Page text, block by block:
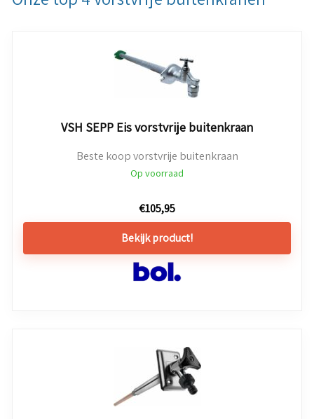
VSH SEPP Eis vorstvrije buitenkraan
Beste koop vorstvrije buitenkraan
Op voorraad
€105,95
Bekijk product!